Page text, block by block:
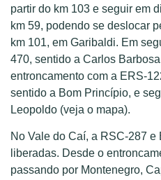
partir do km 103 e seguir em
km 59, podendo se deslocar
km 101, em Garibaldi. Em
470, sentido a Carlos
entroncamento com a ERS-
sentido a Bom Princípio, e
Leopoldo (veja o mapa).
No Vale do Caí, a RSC-287
liberadas. Desde o
passando por Montenegro,